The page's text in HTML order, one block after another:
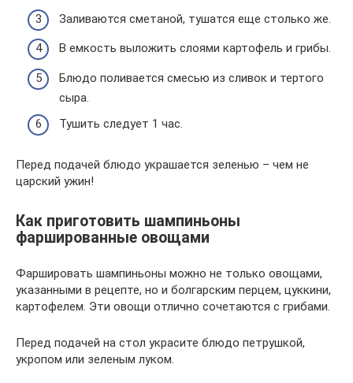
Заливаются сметаной, тушатся еще столько же.
В емкость выложить слоями картофель и грибы.
Блюдо поливается смесью из сливок и тертого
сыра.
Тушить следует 1 час.
Перед подачей блюдо украшается зеленью – чем не
царский ужин!
Как приготовить шампиньоны
фаршированные овощами
Фаршировать шампиньоны можно не только овощами,
указанными в рецепте, но и болгарским перцем, цуккини,
картофелем. Эти овощи отлично сочетаются с грибами.
Перед подачей на стол украсите блюдо петрушкой,
укропом или зеленым луком.